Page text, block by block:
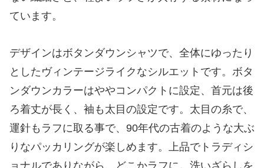
ています。
デザインはボタンダウンシャツで、全体にゆったり
としたヴィンテージライクなシルエットです。ボタ
ンダウンカラーはややコンパクトに設定、首元は後
ろ着丈が長く、袖も太目の設定です。太目の糸で、
運針もラフに取る事で、90年代の古着のような大ぶ
りなパッカリングが楽しめます。上品でトラディシ
ョナルでありながら、どこかラフに。洗いざらしを